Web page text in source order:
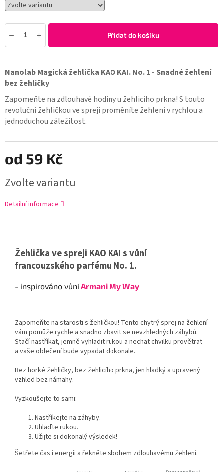
od 59 Kč
Zvolte variantu
Přidat do košíku
Nanolab Magická žehlička KAO KAI. No. 1 -Snadné žehlení
bez žehličky
Zapomeňte na zdlouhavé hodiny u žehlicího prkna! S touto
revoluční žehličkou ve spreji proměníte žehlení v rychlou a
jednoduchou záležitost.
Detailní informace
Žehlička ve spreji KAO KAI s vůní
francouzského parfému No. 1.
- inspirováno vůníArmani My Way
Zapomeňte na starosti s žehličkou! Tento chytrý sprej na žehlení
vám pomůže rychle a snadno zbavit se nevzhledných záhybů.
Stačí nastříkat, jemně vyhladit rukou a nechat chvilku provětrat –
a vaše oblečení bude vypadat dokonale.
Bez horké žehličky, bez žehlicího prkna, jen hladký a upravený
vzhled bez námahy.
Vyzkoušejte to sami:
Nastříkejte na záhyby.
Uhlaďte rukou.
Užijte si dokonalý výsledek!
Šetřete čas i energii a řekněte sbohem zdlouhavému žehlení.